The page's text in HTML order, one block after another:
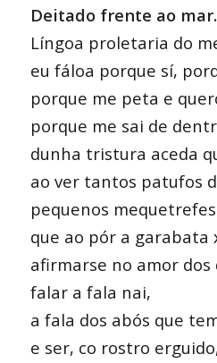
Deitado frente ao
Língoa proletaria do
eu fáloa porque sí,
porque me peta e
porque me sai de
dunha tristura aceda
ao ver tantos patufos
pequenos
que ao pór a garabata
afirmarse no amor dos
falar a fala nai,
a fala dos abós que
e ser, co rostro